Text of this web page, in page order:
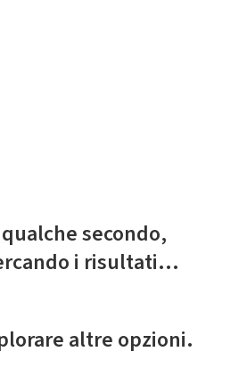
secondo,
i risultati...
altre opzioni.